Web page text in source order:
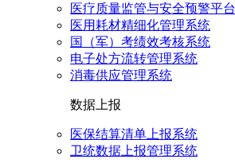
医疗质量监管与安全预警平台
医用耗材精细化管理系统
国（军）考绩效考核系统
电子处方流转管理系统
消毒供应管理系统
数据上报
医保结算清单上报系统
卫统数据上报管理系统